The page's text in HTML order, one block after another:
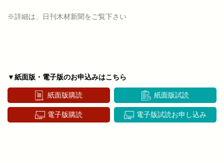
※詳細は、日刊木材新聞をご覧下さい
▼紙面版・電子版のお申込みはこちら
紙面版購読 紙面版試読
電子版購読 電子版試読お申し込み